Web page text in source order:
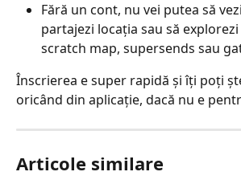
Fără un cont, nu vei putea să
partajezi locația sau să
scratch map, supersends sau
Înscrierea e super rapidă și îți poți
oricând din aplicație, dacă nu e
Articole similare